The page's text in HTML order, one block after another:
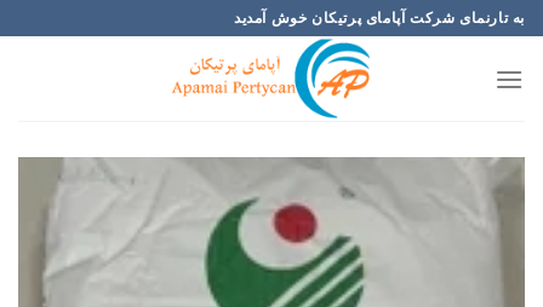
Skip
content
به تارنمای شرکت آپامای پرتیکان خوش آمدید